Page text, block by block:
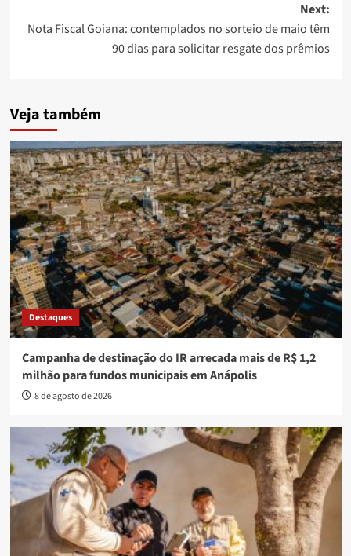
Next:
Nota Fiscal Goiana: contemplados no sorteio de maio têm
90 dias para solicitar resgate dos prêmios
Veja também
Destaques
Campanha de destinação do IR arrecada mais de R$ 1,2
milhão para fundos municipais em Anápolis
8 de agosto de 2026